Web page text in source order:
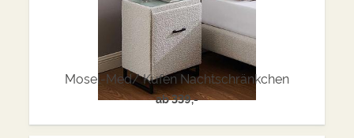
Mosel-Med/ Kufen Nachtschränkchen
ab339,-